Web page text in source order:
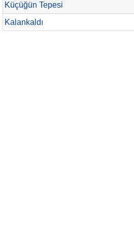
Küçüğün Tepesi
Kalankaldı